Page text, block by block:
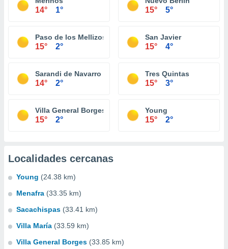
14° 1° 15° 5°
Paso de los Mellizos
15° 2°
San Javier
15° 4°
Sarandi de Navarro
14° 2°
Tres Quintas
15° 3°
Villa General Borges
15° 2°
Young
15° 2°
Localidades cercanas
Young (24.38 km)
Menafra (33.35 km)
Sacachispas (33.41 km)
Villa María (33.59 km)
Villa General Borges (33.85 km)